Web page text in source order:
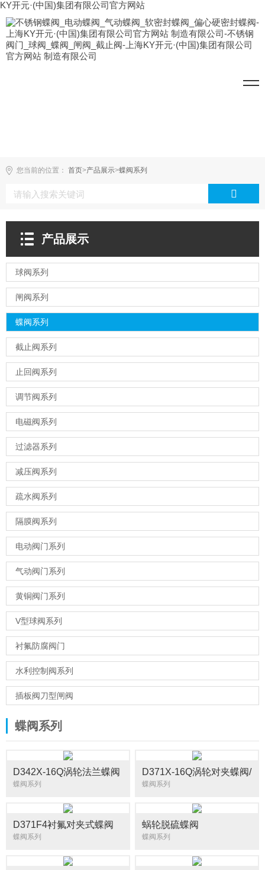
KY开元·(中国)集团有限公司官方网站
您当前的位置： 首页>产品展示>蝶阀系列
产品展示
球阀系列
闸阀系列
蝶阀系列
截止阀系列
止回阀系列
调节阀系列
电磁阀系列
过滤器系列
减压阀系列
疏水阀系列
隔膜阀系列
电动阀门系列
气动阀门系列
黄铜阀门系列
V型球阀系列
衬氟防腐阀门
水利控制阀系列
插板阀刀型闸阀
蝶阀系列
D342X-16Q涡轮法兰蝶阀
蝶阀系列
D371X-16Q涡轮对夹蝶阀/
手动蝶阀涡轮蜗杆蝶阀
蝶阀系列
D371F4衬氟对夹式蝶阀
蝶阀系列
蜗轮脱硫蝶阀
蝶阀系列